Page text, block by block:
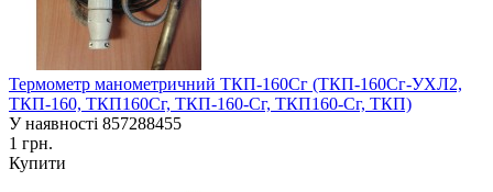
Термометр манометричний ТКП-160Сг (ТКП-160Сг-УХЛ2,
ТКП-160, ТКП160Сг, ТКП-160-Сг, ТКП160-Сг, ТКП)
У наявності 857288455
1 грн.
Купити